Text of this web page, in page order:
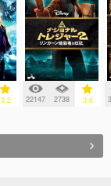
3.2 22147 2738 3.6